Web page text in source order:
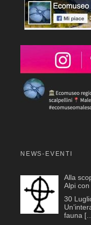
NEWS-EVENTI
Alla
Alpi con
30
fauna